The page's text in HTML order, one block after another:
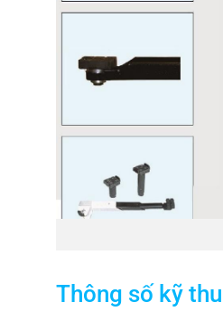
Thông số kỹ